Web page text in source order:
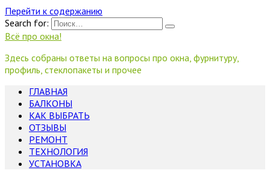
Перейти к содержанию
Search for:
Всё про окна!
Здесь собраны ответы на вопросы про окна, фурнитуру,
профиль, стеклопакеты и прочее
ГЛАВНАЯ
БАЛКОНЫ
КАК ВЫБРАТЬ
ОТЗЫВЫ
РЕМОНТ
ТЕХНОЛОГИЯ
УСТАНОВКА